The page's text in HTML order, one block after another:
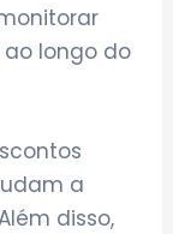
longo do
a
disso,